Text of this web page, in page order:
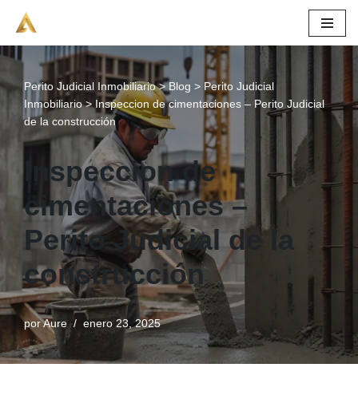
Saltar
al
contenido
Perito Judicial Inmobiliario>Blog > Perito Judicial
Inmobiliario> Inspeccion de cimentaciones – Perito Judicial
de la construcción
Inspeccion de
cimentaciones –
Perito Judicial de la
construcción
porAure enero 23, 2025